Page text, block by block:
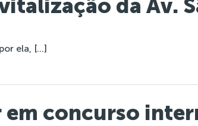
da Av.
ela, […]
em concurso